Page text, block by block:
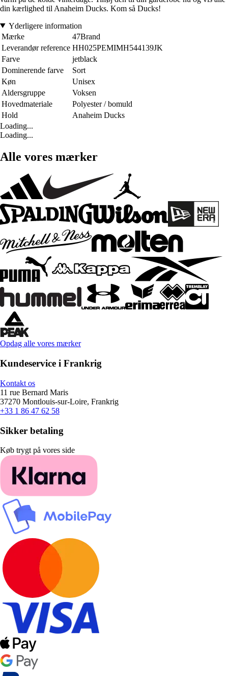
din kærlighed til Anaheim Ducks. Kom så Ducks!
Yderligere information
Mærke
47Brand
Leverandør reference HH025PEMIMH544139JK
Farve
jetblack
Dominerende farve
Sort
Køn
Unisex
Aldersgruppe
Voksen
Hovedmateriale
Polyester / bomuld
Hold
Anaheim Ducks
Loading...
Loading...
Alle vores mærker
Opdag alle vores mærker
Kundeservice i Frankrig
Kontakt os
11 rue Bernard Maris
37270 Montlouis-sur-Loire, Frankrig
+33 1 86 47 62 58
Sikker betaling
Køb trygt på vores side